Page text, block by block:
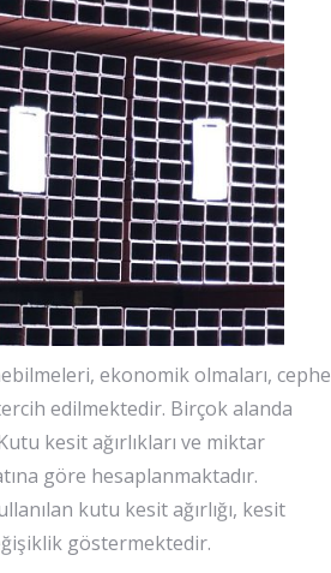
ekonomik olmaları, cephe
edilmektedir. Birçok alanda
kesit ağırlıkları ve miktar
göre hesaplanmaktadır.
kutu kesit ağırlığı, kesit
göstermektedir.